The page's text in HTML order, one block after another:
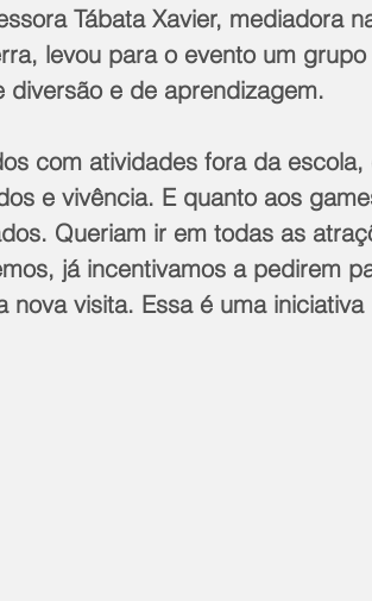
Tábata Xavier, mediadora
levou para o evento um
diversão e de aprendizagem.
com atividades fora da escola,
e vivência. E quanto aos
Queriam ir em todas as
já incentivamos a pedirem
nova visita. Essa é uma iniciativa